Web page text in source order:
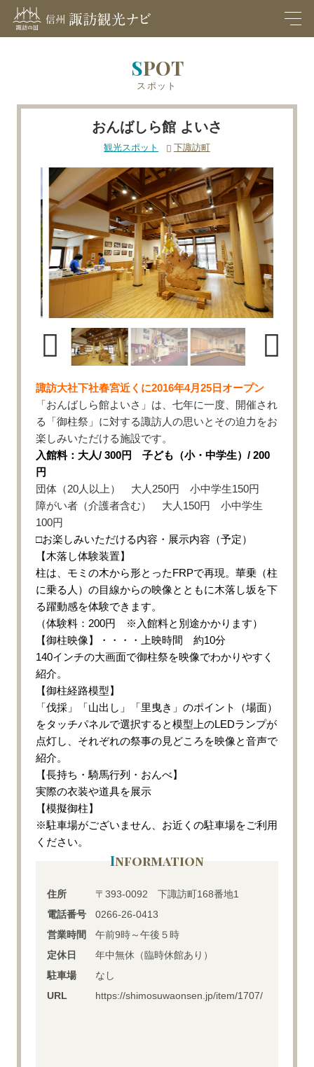
EN
SPOT
スポット
おんばしら館 よいさ
観光スポット 下諏訪町
諏訪大社下社春宮近くに2016年4月25日オープン
「おんばしら館よいさ」は、七年に一度、開催され
る「御柱祭」に対する諏訪人の思いとその迫力をお
楽しみいただける施設です。
入館料：大人/ 300円 子ども（小・中学生）/ 200
円
団体（20人以上） 大人250円 小中学生150円
障がい者（介護者含む） 大人150円 小中学生
100円
□お楽しみいただける内容・展示内容（予定）
【木落し体験装置】
柱は、モミの木から形とったFRPで再現。華乗（柱
に乗る人）の目線からの映像とともに木落し坂を下
る躍動感を体験できます。
（体験料：200円 ※入館料と別途かかります）
【御柱映像】・・・・上映時間 約10分
140インチの大画面で御柱祭を映像でわかりやすく
紹介。
【御柱経路模型】
「伐採」「山出し」「里曳き」のポイント（場面）
をタッチパネルで選択すると模型上のLEDランプが
点灯し、それぞれの祭事の見どころを映像と音声で
紹介。
【長持ち・騎馬行列・おんべ】
実際の衣装や道具を展示
【模擬御柱】
※駐車場がございません、お近くの駐車場をご利用
ください。
Information
住所
〒393-0092 下諏訪町168番地1
電話番号
0266-26-0413
営業時間
午前9時～午後５時
定休日
年中無休（臨時休館あり）
駐車場
なし
URL
https://shimosuwaonsen.jp/item/1707/